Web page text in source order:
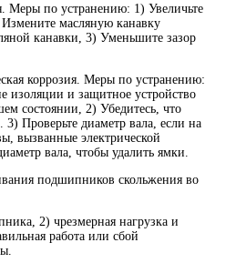
Меры по устранению: 1) Увеличьте
масляную канавку
канавки, 3) Уменьшите зазор
коррозия. Меры по устранению:
изоляции и защитное устройство
состоянии, 2) Убедитесь, что
Проверьте диаметр вала, если на
вызванные электрической
вала, чтобы удалить ямки.
подшипников скольжения во
2) чрезмерная нагрузка и
работа или сбой